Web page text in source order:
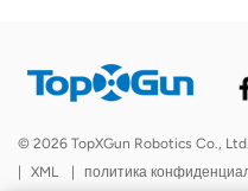
переживает заметные
более цифровыми,
аграрии сталкиваются
© 2026 TopXGun Robotics Co.,
|
XML | политика